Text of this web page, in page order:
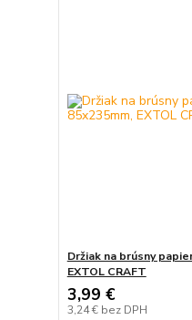
Držiak na brúsny
EXTOL CRAFT
3,99 €
3,24 € bez DPH